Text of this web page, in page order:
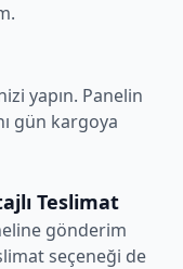
yapın. Panelin
gün kargoya
Teslimat
gönderim
seçeneği de